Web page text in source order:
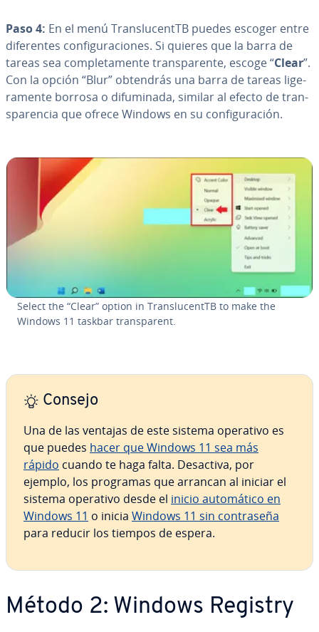
Paso 4: En el menú Tra­n­s­lu­ce­n­t­TB puedes escoger entre
di­fe­re­n­tes co­n­fi­gu­ra­cio­nes. Si quieres que la barra de
tareas sea co­m­ple­ta­me­n­te tra­n­s­pa­re­n­te, escoge “Clear”.
Con la opción “Blur” obtendrás una barra de tareas li­ge­
ra­me­n­te borrosa o di­fu­mi­na­da, similar al efecto de tra­n­
s­pa­re­n­cia que ofrece Windows en su co­n­fi­gu­ra­ción.
Select the “Clear” option in Tra­n­s­lu­ce­n­t­TB to make the
Windows 11 taskbar tra­n­s­pa­re­nt.
Consejo
Una de las ventajas de este sistema operativo es
que puedes hacer que Windows 11 sea más
rápido cuando te haga falta. Desactiva, por
ejemplo, los programas que arrancan al iniciar el
sistema operativo desde el inicio au­to­má­ti­co en
Windows 11 o inicia Windows 11 sin co­n­tra­se­ña
para reducir los tiempos de espera.
Método 2: Windows Registry